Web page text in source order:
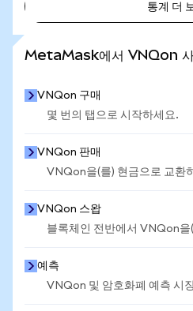
통계 더
MetaMask에서 VNQon 사
VNQon 구매
몇 번의 탭으로 시작하세요.
VNQon 판매
VNQon을(를) 현금으로 교환
VNQon 스왑
블록체인 전반에서 VNQon을
예측
VNQon 및 암호화폐 예측 시